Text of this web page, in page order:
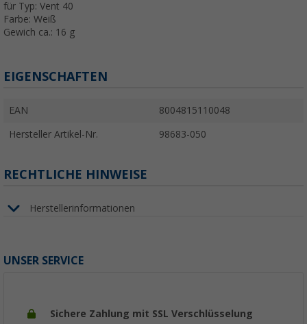
für Typ: Vent 40
Farbe: Weiß
Gewich ca.: 16 g
EIGENSCHAFTEN
EAN 8004815110048
Hersteller Artikel-Nr. 98683-050
RECHTLICHE HINWEISE
Herstellerinformationen
UNSER SERVICE
Sichere Zahlung mit SSL Verschlüsselung